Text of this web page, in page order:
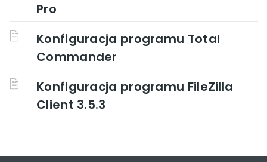
Pro
Konfiguracja programu Total
Commander
Konfiguracja programu FileZilla
Client 3.5.3